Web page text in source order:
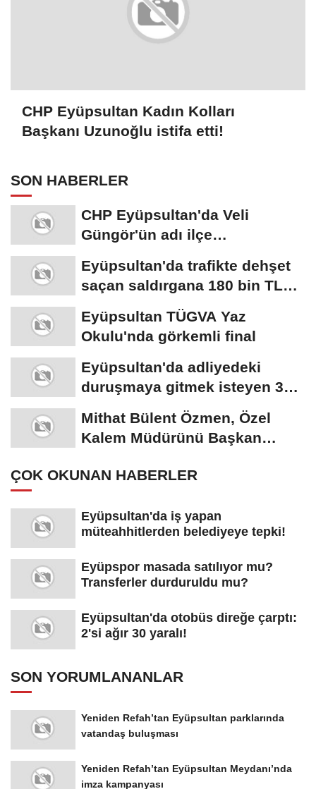
CHP Eyüpsultan Kadın Kolları
Başkanı Uzunoğlu istifa etti!
SON HABERLER
CHP Eyüpsultan'da Veli
Güngör'ün adı ilçe
Eyüpsultan'da trafikte dehşet
saçan saldırgana 180 bin TL
Eyüpsultan TÜGVA Yaz
Okulu'nda görkemli final
Eyüpsultan'da adliyedeki
duruşmaya gitmek isteyen 3
Mithat Bülent Özmen, Özel
Kalem Müdürünü Başkan
ÇOK OKUNAN HABERLER
Eyüpsultan'da iş yapan
müteahhitlerden belediyeye tepki!
Eyüpspor masada satılıyor mu?
Transferler durduruldu mu?
Eyüpsultan'da otobüs direğe çarptı:
2'si ağır 30 yaralı!
SON YORUMLANANLAR
Yeniden Refah’tan Eyüpsultan parklarında
vatandaş buluşması
Yeniden Refah’tan Eyüpsultan Meydanı’nda
imza kampanyası